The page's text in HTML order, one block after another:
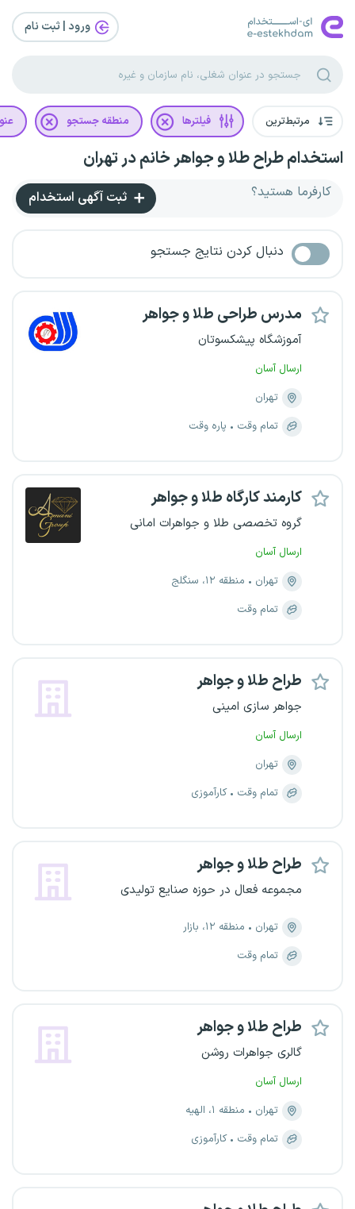
ورود | ثبت‌ نام
مرتبط‌ترین فیلترها منطقه جستجو
استخدام طراح طلا و جواهر خانم در تهران
کارفرما هستید؟ ثبت آگهی استخدام
دنبال کردن نتایج جستجو
مدرس طراحی طلا و جواهر
آموزشگاه پیشکسوتان
ارسال آسان
تهران
تمام وقت
پاره وقت
کارمند کارگاه طلا و جواهر
گروه تخصصی طلا و جواهرات امانی
ارسال آسان
تهران
منطقه ۱۲، سنگلج
تمام وقت
طراح طلا و جواهر
جواهر سازی امینی
ارسال آسان
تهران
تمام وقت
کارآموزی
طراح طلا و جواهر
مجموعه فعال در حوزه صنایع تولیدی
تهران
منطقه ۱۲، بازار
تمام وقت
طراح طلا و جواهر
گالری جواهرات روشن
ارسال آسان
تهران
منطقه ۱، الهیه
تمام وقت
کارآموزی